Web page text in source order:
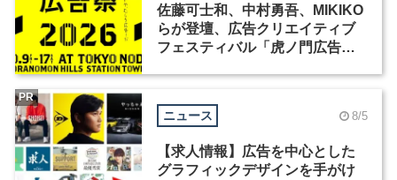
佐藤可士和、中村勇吾、MIKIKO
らが登壇、広告クリエイティブ
フェスティバル「虎ノ門広告
ニュース 8/5
【求人情報】広告を中心とした
グラフィックデザインを手がけ
PR